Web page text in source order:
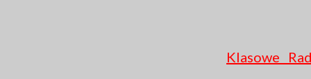
Klasowe